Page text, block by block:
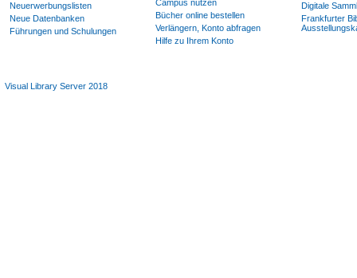
Neuerwerbungslisten
Neue Datenbanken
Führungen und Schulungen
Campus nutzen
Bücher online bestellen
Verlängern, Konto abfragen
Hilfe zu Ihrem Konto
Digitale
Frankfurter
Visual Library Server 2018